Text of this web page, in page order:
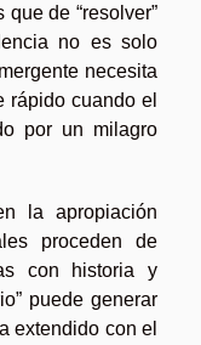
de “resolver”
no es solo
necesita
rápido cuando el
por un milagro
la apropiación
proceden de
con historia y
puede generar
extendido con el